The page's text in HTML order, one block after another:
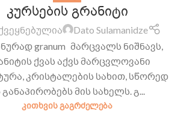
კურსების გრანიტი
Dato Sulamanidze
granum მარცვალს ნიშნავს,
ქვას აქვს მარცვლოვანი
კრისტალების სახით, სწორედ
განაპირობებს მის სახელს. გ...
ᲙᲘᲗᲮᲕᲘᲡ ᲒᲐᲒᲠᲫᲔᲚᲔᲑᲐ